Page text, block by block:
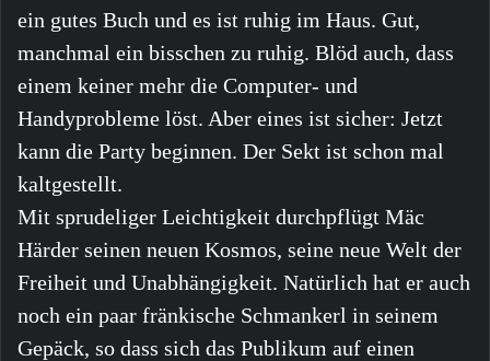
ein gutes Buch und es ist ruhig im Haus. Gut,
manchmal ein bisschen zu ruhig. Blöd auch, dass
einem keiner mehr die Computer- und
Handyprobleme löst. Aber eines ist sicher: Jetzt
kann die Party beginnen. Der Sekt ist schon mal
kaltgestellt.
Mit sprudeliger Leichtigkeit durchpflügt Mäc
Härder seinen neuen Kosmos, seine neue Welt der
Freiheit und Unabhängigkeit. Natürlich hat er auch
noch ein paar fränkische Schmankerl in seinem
Gepäck, so dass sich das Publikum auf einen